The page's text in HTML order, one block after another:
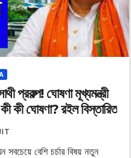
প্রকল্প! ঘোষণা মূখ্যমন্ত্রী
কী ঘোষণা? রইল বিস্তারিত
সবচেয়ে বেশি চর্চার বিষয় নতুন